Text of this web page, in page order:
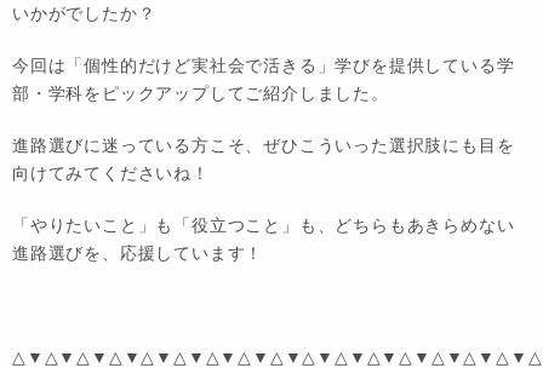
いかがでしたか？
今回は「個性的だけど実社会で活きる」学びを提供している学
部・学科をピックアップしてご紹介しました。
進路選びに迷っている方こそ、ぜひこういった選択肢にも目を
向けてみてくださいね！
「やりたいこと」も「役立つこと」も、どちらもあきらめない
進路選びを、応援しています！